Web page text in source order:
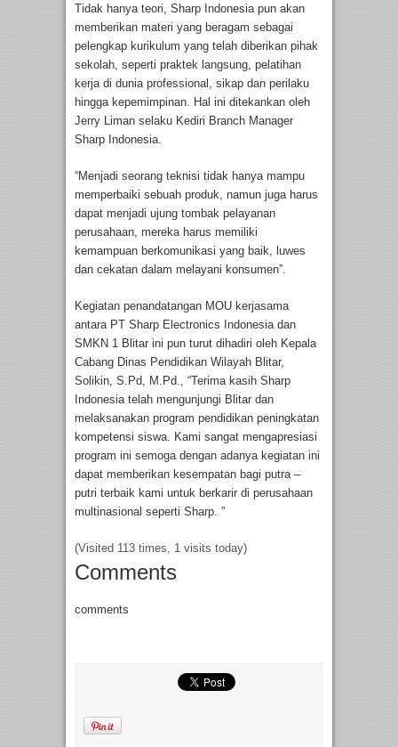
Tidak hanya teori, Sharp Indonesia pun akan
memberikan materi yang beragam sebagai
pelengkap kurikulum yang telah diberikan pihak
sekolah, seperti praktek langsung, pelatihan
kerja di dunia professional, sikap dan perilaku
hingga kepemimpinan. Hal ini ditekankan oleh
Jerry Liman selaku Kediri Branch Manager
Sharp Indonesia.
“Menjadi seorang teknisi tidak hanya mampu
memperbaiki sebuah produk, namun juga harus
dapat menjadi ujung tombak pelayanan
perusahaan, mereka harus memiliki
kemampuan berkomunikasi yang baik, luwes
dan cekatan dalam melayani konsumen”.
Kegiatan penandatangan MOU kerjasama
antara PT Sharp Electronics Indonesia dan
SMKN 1 Blitar ini pun turut dihadiri oleh Kepala
Cabang Dinas Pendidikan Wilayah Blitar,
Solikin, S.Pd, M.Pd., “Terima kasih Sharp
Indonesia telah mengunjungi Blitar dan
melaksanakan program pendidikan peningkatan
kompetensi siswa. Kami sangat mengapresiasi
program ini semoga dengan adanya kegiatan ini
dapat memberikan kesempatan bagi putra –
putri terbaik kami untuk berkarir di perusahaan
multinasional seperti Sharp. ”
(Visited 113 times, 1 visits today)
Comments
comments